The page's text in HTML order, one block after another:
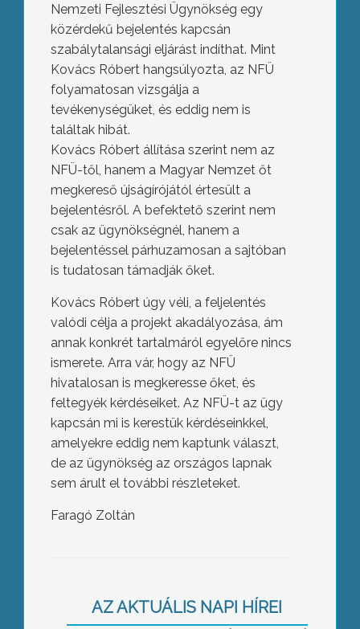
Nemzeti Fejlesztési Ügynökség egy
közérdekű bejelentés kapcsán
szabálytalansági eljárást indíthat. Mint
Kovács Róbert hangsúlyozta, az NFÜ
folyamatosan vizsgálja a
tevékenységüket, és eddig nem is
találtak hibát.
Kovács Róbert állítása szerint nem az
NFÜ-től, hanem a Magyar Nemzet őt
megkereső újságírójától értesült a
bejelentésről. A befektető szerint nem
csak az ügynökségnél, hanem a
bejelentéssel párhuzamosan a sajtóban
is tudatosan támadják őket.
Kovács Róbert úgy véli, a feljelentés
valódi célja a projekt akadályozása, ám
annak konkrét tartalmáról egyelőre nincs
ismerete. Arra vár, hogy az NFÜ
hivatalosan is megkeresse őket, és
feltegyék kérdéseiket. Az NFÜ-t az ügy
kapcsán mi is kerestük kérdéseinkkel,
amelyekre eddig nem kaptunk választ,
de az ügynökség az országos lapnak
sem árult el további részleteket.
Faragó Zoltán
AZ AKTUÁLIS NAPI HÍREI
kapcsolatban – legalábbis ez derült ki
a kedd esti „Döntés előtt”-ből, ahol a